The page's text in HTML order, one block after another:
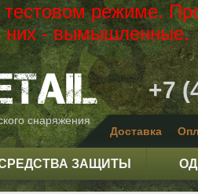
тестовом режиме.
них - вымышленные.
снаряжения
+7
Доставка
ЗАЩИТЫ